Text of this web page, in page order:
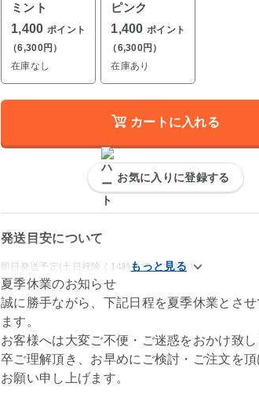
ミント
1,400 ポイント
（6,300円）
在庫なし
ピンク
1,400 ポイント
（6,300円）
在庫あり
カートに入れる
お気に入りに登録する
発送目安について
即日発送予定(土日祝除く14時までのご注文)
夏季休業のお知らせ
誠に勝手ながら、下記日程を夏季休業とさせ
ます。
お客様へは大変ご不便・ご迷惑をおかけ致
卒ご理解頂き、お早めにご検討・ご注文を頂
お願い申し上げます。